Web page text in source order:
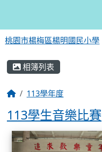
桃園市楊梅區楊明國民小學
相簿列表
113學年度
113學生音樂比賽
相簿列表